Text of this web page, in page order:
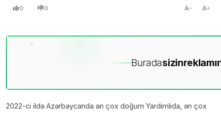
0 0 A A
Buradasizin
2022-ci ildə Azərbaycanda ən çox doğum Yardımlıda, ən çox